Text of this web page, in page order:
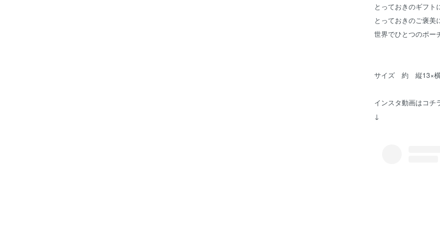
とっておきのギフト
とっておきのご褒美
世界でひとつのポー
サイズ 約 縦13×横
インスタ動画はコチ
↓